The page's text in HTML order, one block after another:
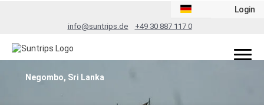
info@suntrips.de +49 30 887 117 0
Login
Negombo, Sri Lanka